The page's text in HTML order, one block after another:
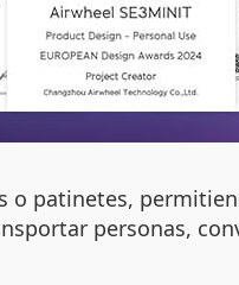
o patinetes,
personas,